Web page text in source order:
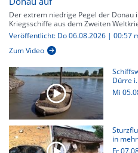
Der extrem niedrige Pegel der Donau
Kriegsschiffe aus dem Zweiten
Veröffentlicht: Do 06.08.2026 | 00:57
Zum Video
Dürre
Mi
in
Fr